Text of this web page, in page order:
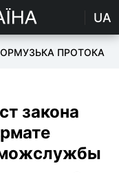
UA
ОРМУЗЬКА ПРОТОКА
закона